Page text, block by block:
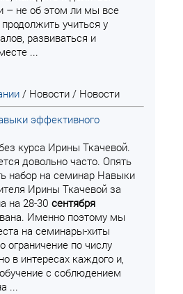
– не об этом ли мы все
учиться у
развиваться и
...
/ Новости / Новости
эффективного
курса Ирины Ткачевой.
довольно часто. Опять
набор на семинар Навыки
Ирины Ткачевой за
на 28-30 сентября
Именно поэтому мы
на семинары-хиты
ограничение по числу
в интересах каждого и,
с соблюдением
...